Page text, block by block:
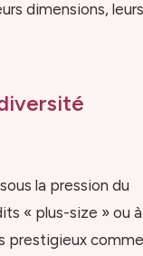
dimensions, leurs
la pression du
« plus-size » ou
prestigieux comme